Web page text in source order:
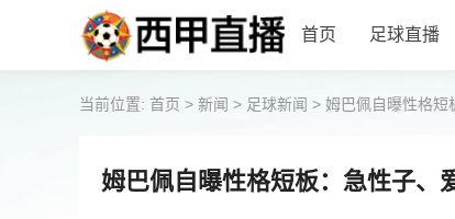
首页 足球直播
当前位置: 首页 > 新闻 > 足球新闻 > 姆巴佩自曝性格短
姆巴佩自曝性格短板：急性子、